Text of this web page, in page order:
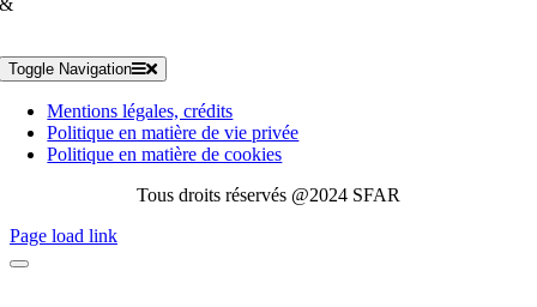
&
Toggle Navigation
Mentions légales, crédits
Politique en matière de vie privée
Politique en matière de cookies
Tous droits réservés @2024 SFAR
Page load link